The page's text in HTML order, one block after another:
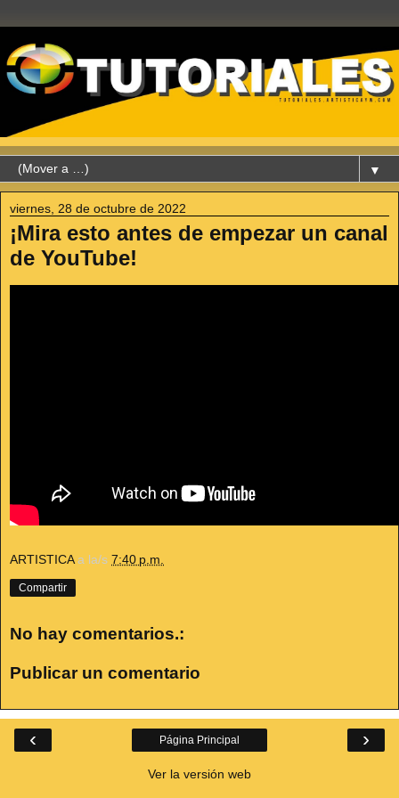
▼
viernes, 28 de octubre de 2022
¡Mira esto antes de empezar un canal
de YouTube!
ARTISTICA a la/s 7:40 p.m.
Compartir
No hay comentarios.:
Publicar un comentario
‹ ›
Página Principal
Ver la versión web